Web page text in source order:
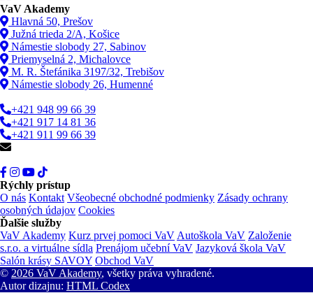
VaV Akademy
Hlavná 50, Prešov
Južná trieda 2/A, Košice
Námestie slobody 27, Sabinov
Priemyselná 2, Michalovce
M. R. Štefánika 3197/32, Trebišov
Námestie slobody 26, Humenné
+421 948 99 66 39
+421 917 14 81 36
+421 911 99 66 39
Rýchly prístup
O nás Kontakt Všeobecné obchodné podmienky Zásady ochrany
osobných údajov Cookies
Ďalšie služby
VaV Akademy Kurz prvej pomoci VaV Autoškola VaV Založenie
s.r.o. a virtuálne sídla Prenájom učební VaV Jazyková škola VaV
Salón krásy SAVOY Obchod VaV
© 2026 VaV Akademy, všetky práva vyhradené.
Autor dizajnu: HTML Codex